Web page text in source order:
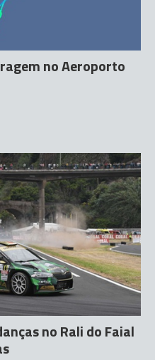
no Aeroporto
no Rali do Faial